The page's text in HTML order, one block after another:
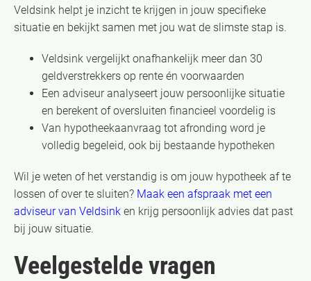
Veldsink helpt je inzicht te krijgen in jouw specifieke
situatie en bekijkt samen met jou wat de slimste stap is.
Veldsink vergelijkt onafhankelijk meer dan 30
geldverstrekkers op rente én voorwaarden
Een adviseur analyseert jouw persoonlijke situatie
en berekent of oversluiten financieel voordelig is
Van hypotheekaanvraag tot afronding word je
volledig begeleid, ook bij bestaande hypotheken
Wil je weten of het verstandig is om jouw hypotheek af te
lossen of over te sluiten? Maak een afspraak met een
adviseur van Veldsink en krijg persoonlijk advies dat past
bij jouw situatie.
Veelgestelde vragen